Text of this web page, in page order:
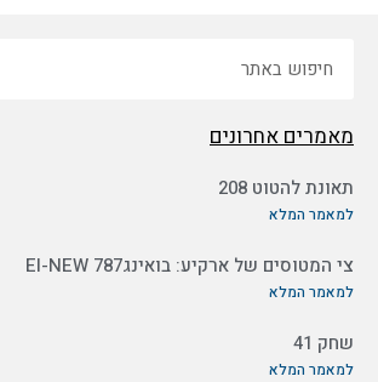
מאמרים אחרונים
תאונת להטוט 208
למאמר המלא
צי המטוסים של ארקיע: בואינג787 EI-NEW
למאמר המלא
שחק 41
למאמר המלא